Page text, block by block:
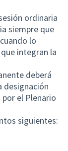
ordinaria
siempre que
lo
integran la
deberá
designación
el Plenario
siguientes: